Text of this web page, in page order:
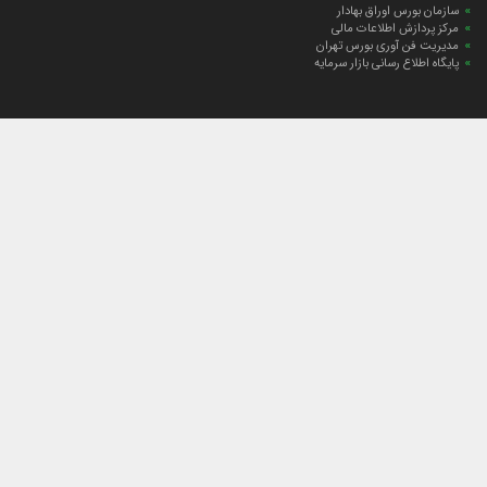
سازمان بورس اوراق بهادار
مرکز پردازش اطلاعات مالی
مدیریت فن آوری بورس تهران
پایگاه اطلاع رسانی بازار سرمایه
ارتباط با صندوق